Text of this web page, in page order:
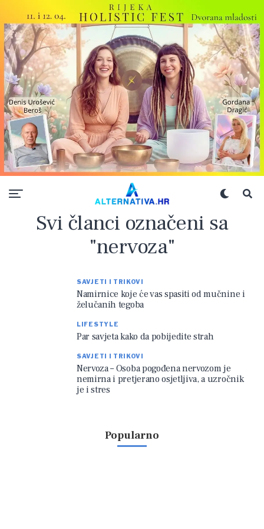
Svi članci označeni sa
"nervoza"
SAVJETI I TRIKOVI
Namirnice koje će vas spasiti od mučnine i
želučanih tegoba
LIFESTYLE
Par savjeta kako da pobijedite strah
SAVJETI I TRIKOVI
Nervoza – Osoba pogođena nervozom je
nemirna i pretjerano osjetljiva, a uzročnik
je i stres
Popularno